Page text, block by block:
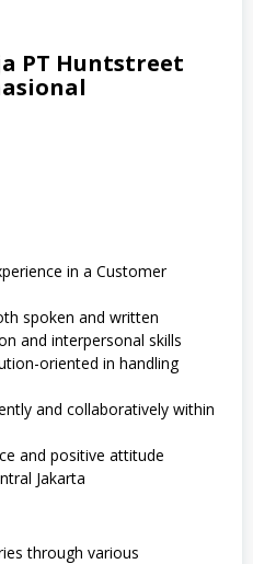
PT Huntstreet
in a Customer
spoken and written
and interpersonal skills
oriented in handling
and collaboratively within
and positive attitude
Jakarta
through various